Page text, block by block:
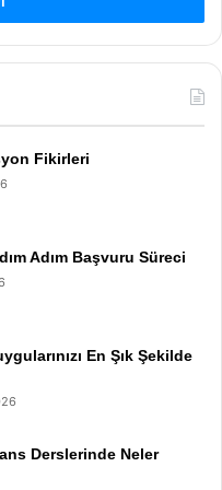
Fikirleri
Adım Başvuru Süreci
En Şık Şekilde
Derslerinde Neler